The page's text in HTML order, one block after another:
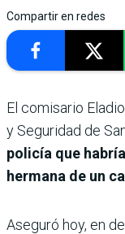
Compartir en redes
El comisario
y Seguridad de
policía que
hermana de un
Aseguró hoy, en